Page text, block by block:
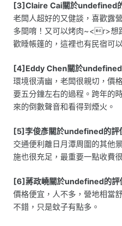
[3]Claire Cai關於undefined
老闆人超好的又健談，喜歡露
多間唷！又可以烤肉~<r>想
歡睡帳篷的，這裡也有民宿可
[4]Eddy Chen關於undefined
環境很清幽，老闆很親切，價
要五分鐘左右的過程。跨年的
來的倒數聲音和看得到煙火。
[5]李俊彥關於undefined的評
交通便利離日月潭周圍的其他
施也很充足，最重要一點收費
[6]蔣政嶢關於undefined的評
價格便宜，人不多，營地相當
不錯，只是蚊子有點多。